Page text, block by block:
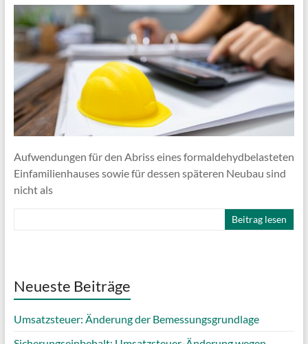
Aufwendungen für den Abriss eines formaldehydbelasteten
Einfamilienhauses sowie für dessen späteren Neubau sind
nicht als
Beitrag lesen
Neueste Beiträge
Umsatzsteuer: Änderung der Bemessungsgrundlage